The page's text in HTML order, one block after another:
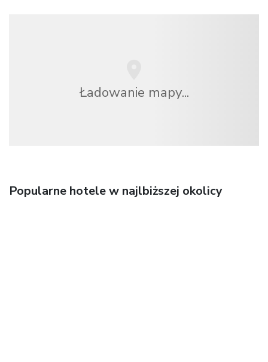
Ładowanie mapy...
Popularne hotele w najlbiższej okolicy